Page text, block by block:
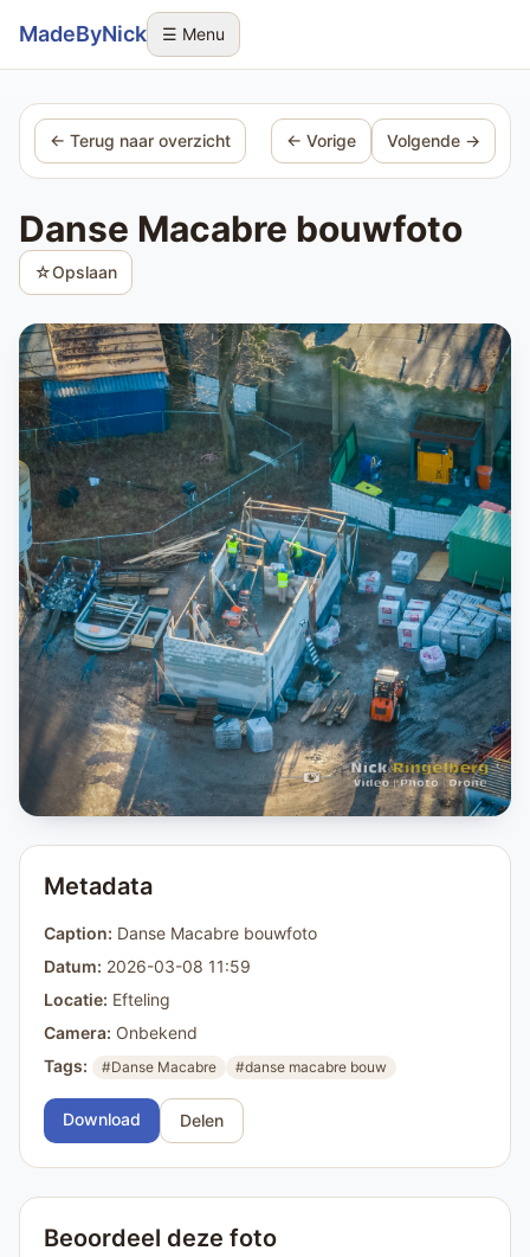
Sla navigatie over
MadeByNick ☰ Menu
← Terug naar overzicht ← Vorige Volgende →
Danse Macabre bouwfoto
☆Opslaan
Metadata
Caption: Danse Macabre bouwfoto
Datum: 2026-03-08 11:59
Locatie: Efteling
Camera: Onbekend
Tags:
#Danse Macabre #danse macabre bouw
Download Delen
Beoordeel deze foto